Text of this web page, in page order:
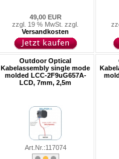
49,00 EUR
zzgl. 19 % MwSt. zzgl.
Versandkosten
Outdoor Optical
Kabelassembly single mode
molded LCC-2F9uG657A-
LCD, 7mm, 2,5m
Art.Nr.:117074